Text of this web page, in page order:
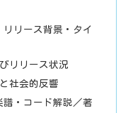
リース背景・タイ
リリース状況
社会的反響
・コード解説／著